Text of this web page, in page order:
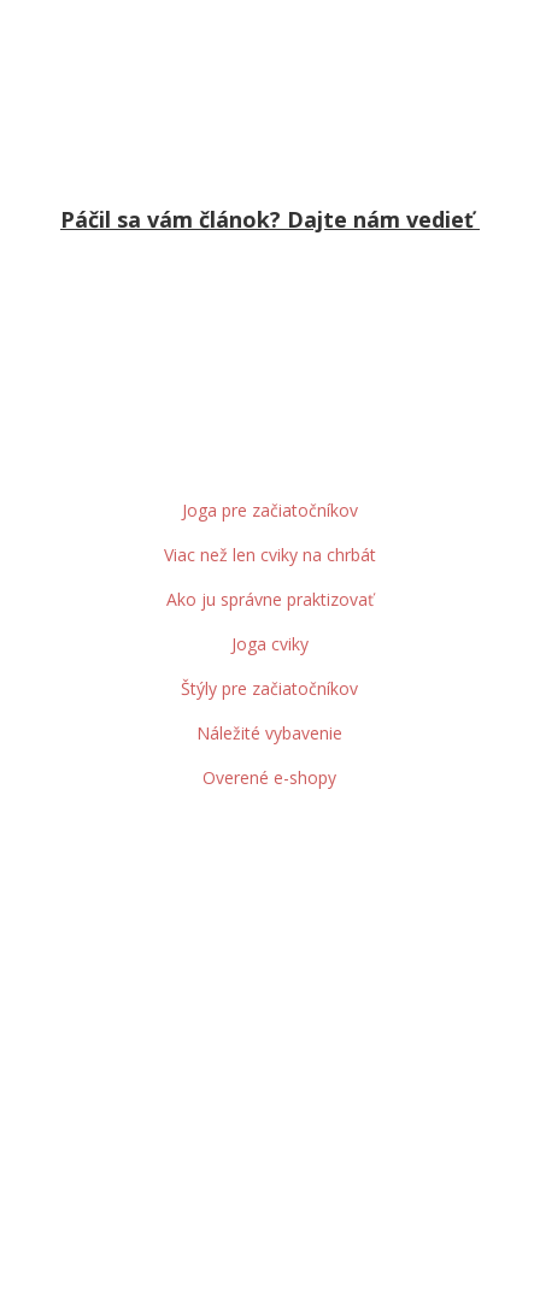
Páčil sa vám článok? Dajte nám vedieť
Joga pre začiatočníkov
Viac než len cviky na chrbát
Ako ju správne praktizovať
Joga cviky
Štýly pre začiatočníkov
Náležité vybavenie
Overené e-shopy